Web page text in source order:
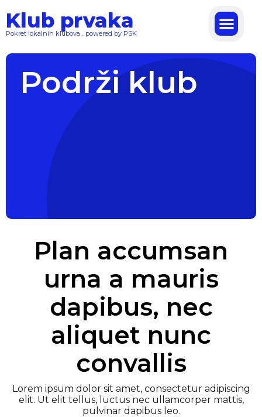
Klub prvaka
Pokret lokalnih klubova... powered by PSK
Podrži klub
Plan accumsan
urna a mauris
dapibus, nec
aliquet nunc
convallis
Lorem ipsum dolor sit amet, consectetur adipiscing
elit. Ut elit tellus, luctus nec ullamcorper mattis,
pulvinar dapibus leo.